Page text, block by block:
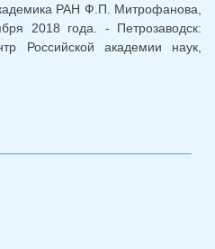
РАН Ф.П. Митрофанова,
2018 года. - Петрозаводск:
Российской академии наук,